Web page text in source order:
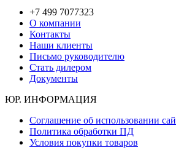
+7 499 7077323
О компании
Контакты
Наши клиенты
Письмо руководителю
Стать дилером
Документы
ЮР. ИНФОРМАЦИЯ
Соглашение об использовании
Политика обработки ПД
Условия покупки товаров